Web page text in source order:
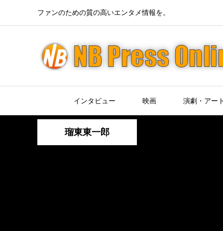
ファンのための質の高いエンタメ情報を。
インタビュー 映画 演劇・アー
瑠東東一郎